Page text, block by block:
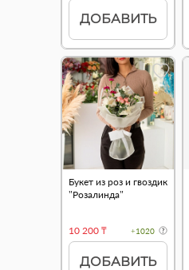
ДОБАВИТЬ
Букет из роз и гвоздик
"Розалинда"
10 200 ₸ +1020
ДОБАВИТЬ